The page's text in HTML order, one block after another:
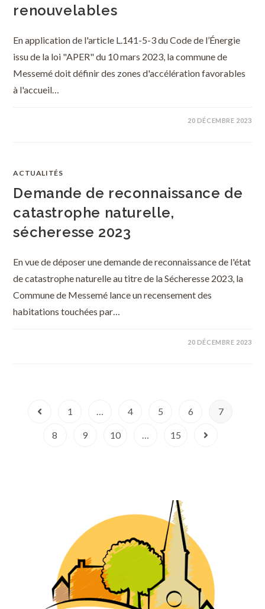
renouvelables
En application de l'article L.141-5-3 du Code de l’Énergie
issu de la loi "APER" du 10 mars 2023, la commune de
Messemé doit définir des zones d'accélération favorables
à l'accueil…
20 DÉCEMBRE 2023
ACTUALITÉS
Demande de reconnaissance de
catastrophe naturelle,
sécheresse 2023
En vue de déposer une demande de reconnaissance de l'état
de catastrophe naturelle au titre de la Sécheresse 2023, la
Commune de Messemé lance un recensement des
habitations touchées par…
20 DÉCEMBRE 2023
1 … 4 5 6 7
8 9 10 … 15